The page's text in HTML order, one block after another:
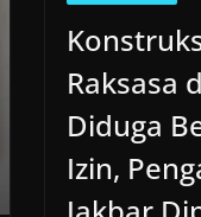
Raksasa
Diduga
Izin,